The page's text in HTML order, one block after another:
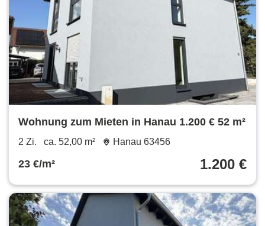
Wohnung zum Mieten in Hanau 1.200 € 52 m²
2 Zi. ca. 52,00 m² Hanau 63456
23 €/m² 1.200 €